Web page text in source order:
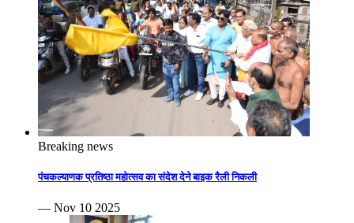
Breaking news
पंचकल्याणक प्रतिष्ठा महोत्सव का संदेश देने बाइक रैली निकली
— Nov 10 2025